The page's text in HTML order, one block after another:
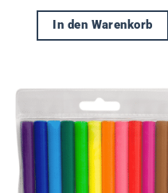
In den Warenkorb